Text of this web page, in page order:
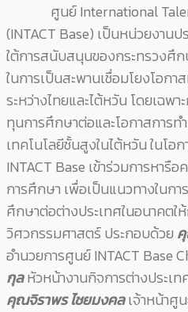
ศูนย์ International
(INTACT Base) เป็นหน่วยงาน
ใต้การสนับสนุนของกระทรวงศึ
ในการเป็นสะพานเชื่อมโยงโอก
ระหว่างไทยและไต้หวัน โดยเฉพ
ทุนการศึกษาต่อและโอกาสการท
เทคโนโลยีชั้นสูงในไต้หวัน ในโ
INTACT Base เข้าร่วมการหารื
การศึกษา เพื่อเป็นแนวทางในกา
ศึกษาต่อต่างประเทศในอนาคต
วิศวกรรมศาสตร์ ประกอบด้วย
อำนวยการศูนย์ INTACT Base
กุลหัวหน้างานกิจการต่างประเ
คุณจิราพร ไชยมงคลเจ้าหน้าศู